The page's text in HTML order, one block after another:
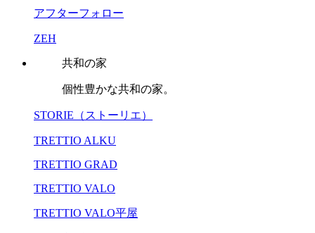
アフターフォロー
ZEH
共和の家
個性豊かな共和の家。
STORIE（ストーリエ）
TRETTIO ALKU
TRETTIO GRAD
TRETTIO VALO
TRETTIO VALO平屋